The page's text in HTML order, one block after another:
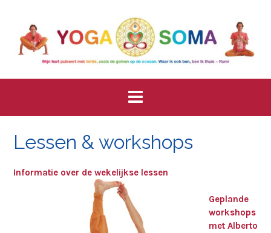
content
Lessen & workshops
Informatie over de wekelijkse lessen
Geplande
workshops
met Alberto